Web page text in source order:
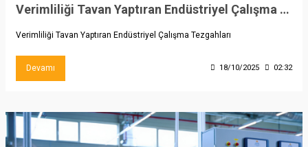
Verimliliği Tavan Yaptıran Endüstriyel Çalışma Tezgahları
Verimliliği Tavan Yaptıran Endüstriyel Çalışma Tezgahları
Devamı 18/10/2025 02:32